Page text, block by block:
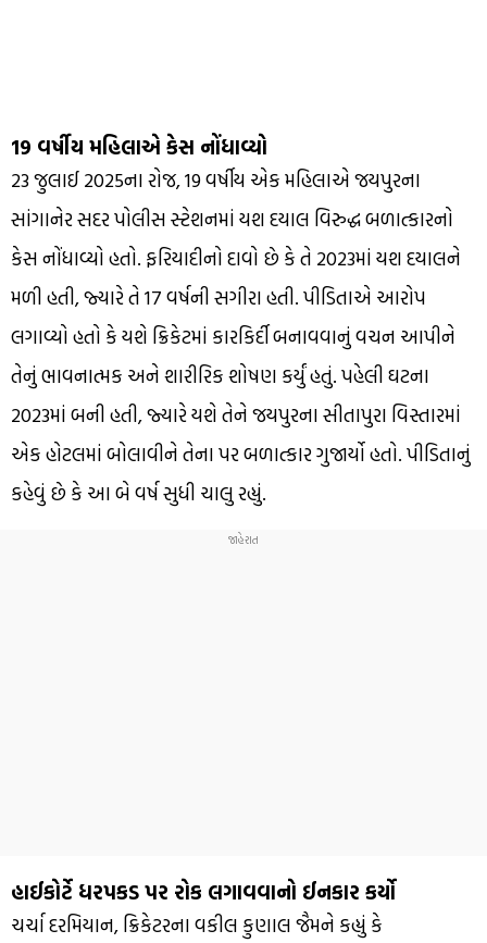
19 વર્ષીય મહિલાએ કેસ નોંધાવ્યો
23 જુલાઈ 2025ના રોજ, 19 વર્ષીય એક મહિલાએ જયપુરના
સાંગાનેર સદર પોલીસ સ્ટેશનમાં યશ દયાલ વિરુદ્ધ બળાત્કારનો
કેસ નોંધાવ્યો હતો. ફરિયાદીનો દાવો છે કે તે 2023માં યશ દયાલને
મળી હતી, જ્યારે તે 17 વર્ષની સગીરા હતી. પીડિતાએ આરોપ
લગાવ્યો હતો કે યશે ક્રિકેટમાં કારકિર્દી બનાવવાનું વચન આપીને
તેનું ભાવનાત્મક અને શારીરિક શોષણ કર્યું હતું. પહેલી ઘટના
2023માં બની હતી, જ્યારે યશે તેને જયપુરના સીતાપુરા વિસ્તારમાં
એક હોટલમાં બોલાવીને તેના પર બળાત્કાર ગુજાર્યો હતો. પીડિતાનું
કહેવું છે કે આ બે વર્ષ સુધી ચાલુ રહ્યું.
હાઈકોર્ટે ધરપકડ પર રોક લગાવવાનો ઈનકાર કર્યો
ચર્ચા દરમિયાન, ક્રિકેટરના વકીલ કુણાલ જૈમને કહ્યું કે